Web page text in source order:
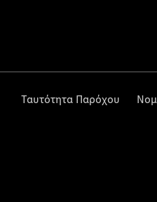
Ταυτότητα Παρόχου